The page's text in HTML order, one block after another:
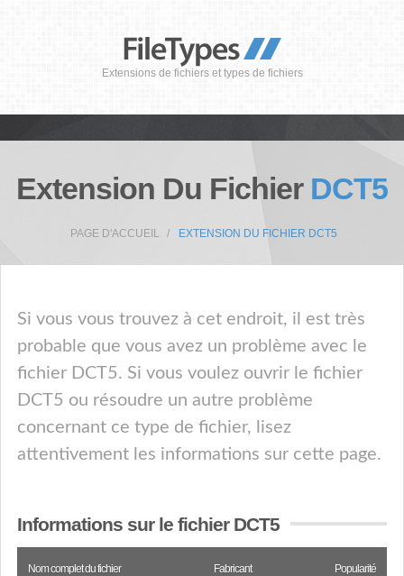
Extensions de fichiers et types de fichiers
Extension Du Fichier DCT5
PAGE D'ACCUEIL EXTENSION DU FICHIER DCT5
Si vous vous trouvez à cet endroit, il est très
probable que vous avez un problème avec le
fichier DCT5. Si vous voulez ouvrir le fichier
DCT5 ou résoudre un autre problème
concernant ce type de fichier, lisez
attentivement les informations sur cette page.
Informations sur le fichier DCT5
Nom complet du fichier Fabricant Popularité